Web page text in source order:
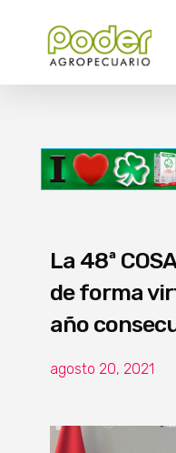
La 48ª
de forma
año
agosto 20, 2021